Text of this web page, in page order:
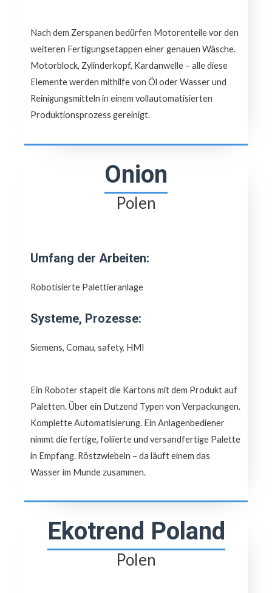
Nach dem Zerspanen bedürfen Motorenteile vor den
weiteren Fertigungsetappen einer genauen Wäsche.
Motorblock, Zylinderkopf, Kardanwelle – alle diese
Elemente werden mithilfe von Öl oder Wasser und
Reinigungsmitteln in einem vollautomatisierten
Produktionsprozess gereinigt.
Onion
Polen
Umfang der Arbeiten:
Robotisierte Palettieranlage
Systeme, Prozesse:
Siemens, Comau, safety, HMI
Ein Roboter stapelt die Kartons mit dem Produkt auf
Paletten. Über ein Dutzend Typen von Verpackungen.
Komplette Automatisierung. Ein Anlagenbediener
nimmt die fertige, foliierte und versandfertige Palette
in Empfang. Röstzwiebeln – da läuft einem das
Wasser im Munde zusammen.
Ekotrend Poland
Polen